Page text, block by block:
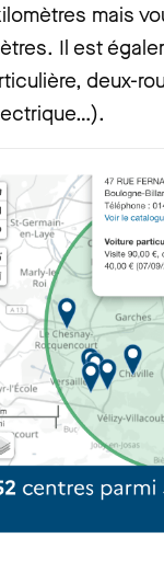
mais
Il est
deux-